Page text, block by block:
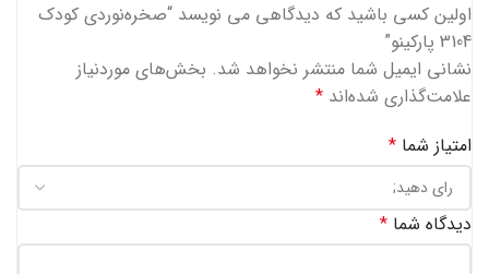
اولین کسی باشید که دیدگاهی می نویسد “صخره‌نوردی کودک
3104 پارکینو”
نشانی ایمیل شما منتشر نخواهد شد. بخش‌های موردنیاز
علامت‌گذاری شده‌اند *
امتیاز شما *
دیدگاه شما *